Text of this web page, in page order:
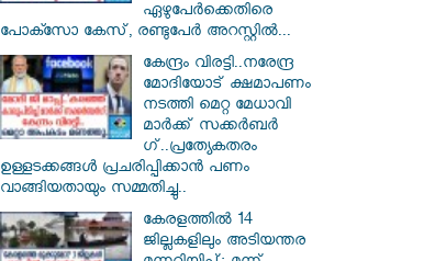
ഏഴുപേർക്കെതിരെ
പോക്സോ കേസ്, രണ്ടുപേർ അറസ്റ്റിൽ...
കേന്ദ്രം വിരട്ടി..നരേന്ദ്ര
മോദിയോട് ക്ഷമാപണം
നടത്തി മെറ്റ മേധാവി
മാർക്ക് സക്കർബർ​
ഗ്..പ്രത്യേകതരം
ഉള്ളടക്കങ്ങൾ പ്രചരിപ്പിക്കാൻ പണം
വാങ്ങിയതായും സമ്മതിച്ചു..
കേരളത്തിൽ 14
ജില്ലകളിലും അടിയന്തര